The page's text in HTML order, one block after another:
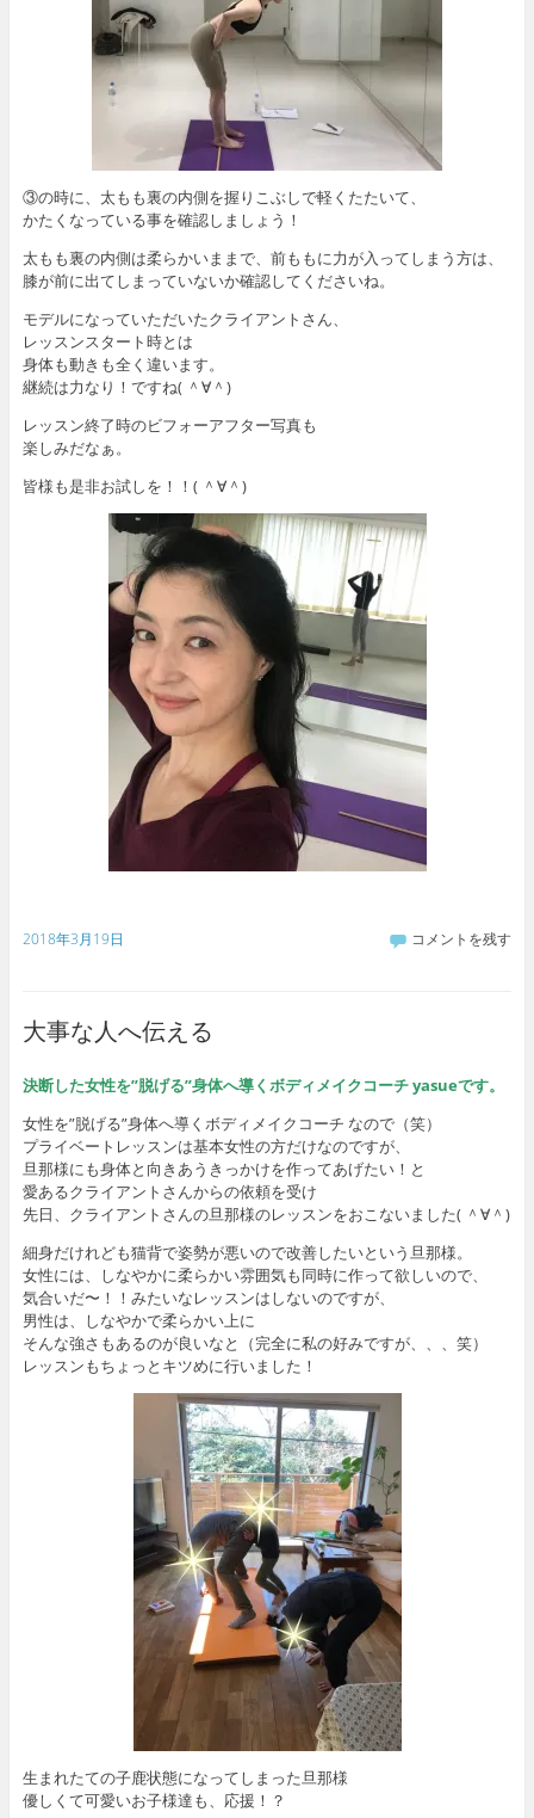
③の時に、太もも裏の内側を握りこぶしで軽くたたいて、
かたくなっている事を確認しましょう！
太もも裏の内側は柔らかいままで、前ももに力が入ってしまう方は、
膝が前に出てしまっていないか確認してくださいね。
モデルになっていただいたクライアントさん、
レッスンスタート時とは
身体も動きも全く違います。
継続は力なり！ですね( ＾∀＾)
レッスン終了時のビフォーアフター写真も
楽しみだなぁ。
皆様も是非お試しを！！( ＾∀＾)
2018年3月19日 コメントを残す
大事な人へ伝える
決断した女性を”脱げる”身体へ導くボディメイクコーチ yasueです。
女性を”脱げる”身体へ導くボディメイクコーチ なので（笑）
プライベートレッスンは基本女性の方だけなのですが、
旦那様にも身体と向きあうきっかけを作ってあげたい！と
愛あるクライアントさんからの依頼を受け
先日、クライアントさんの旦那様のレッスンをおこないました( ＾∀＾)
細身だけれども猫背で姿勢が悪いので改善したいという旦那様。
女性には、しなやかに柔らかい雰囲気も同時に作って欲しいので、
気合いだ〜！！みたいなレッスンはしないのですが、
男性は、しなやかで柔らかい上に
そんな強さもあるのが良いなと（完全に私の好みですが、、、笑）
レッスンもちょっとキツめに行いました！
生まれたての子鹿状態になってしまった旦那様
優しくて可愛いお子様達も、応援！？